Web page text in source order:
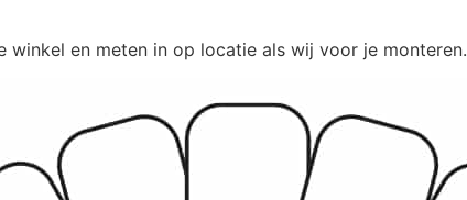
winkel en meten in op locatie als wij voor je monteren.